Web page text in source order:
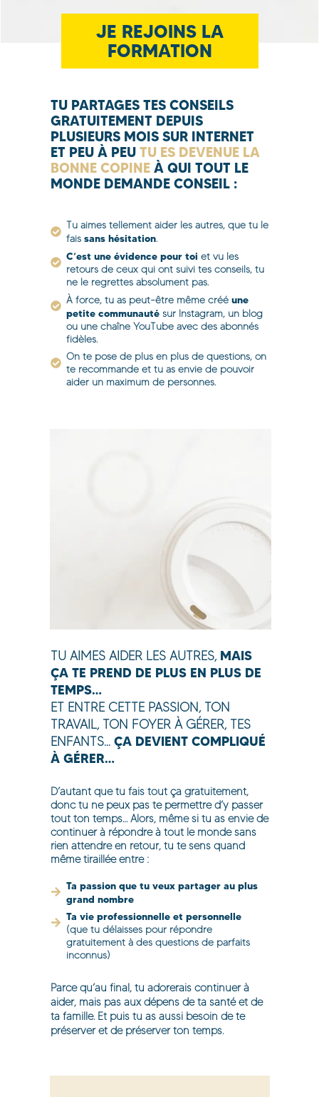
JE REJOINS LA
FORMATION
TU PARTAGES TES CONSEILS
GRATUITEMENT DEPUIS
PLUSIEURS MOIS SUR INTERNET
ET PEU À PEU TU ES DEVENUE LA
BONNE COPINE À QUI TOUT LE
MONDE DEMANDE CONSEIL :
Tu aimes tellement aider les autres, que tu le
fais sans hésitation.
C’est une évidence pour toi et vu les
retours de ceux qui ont suivi tes conseils, tu
ne le regrettes absolument pas.
À force, tu as peut-être même créé une
petite communautésur Instagram, un blog
ou une chaîne YouTube avec des abonnés
fidèles.
On te pose de plus en plus de questions, on
te recommande et tu as envie de pouvoir
aider un maximum de personnes.
TU AIMES AIDER LES AUTRES,MAIS
ÇA TE PREND DE PLUS EN PLUS DE
TEMPS…
ET ENTRE CETTE PASSION, TON
TRAVAIL, TON FOYER À GÉRER, TES
ENFANTS… ÇA DEVIENT COMPLIQUÉ
À GÉRER…
D’autant que tu fais tout ça gratuitement,
donc tu ne peux pas te permettre d’y passer
tout ton temps… Alors, même si tu as envie de
continuer à répondre à tout le monde sans
rien attendre en retour, tu te sens quand
même tiraillée entre :
Ta passion que tu veux partager au plus
grand nombre
Ta vie professionnelle et personnelle
(que tu délaisses pour répondre
gratuitement à des questions de parfaits
inconnus)
Parce qu’au final, tu adorerais continuer à
aider, mais pas aux dépens de ta santé et de
ta famille. Et puis tu as aussi besoin de te
préserver et de préserver ton temps.